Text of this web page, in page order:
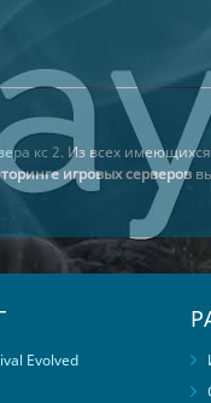
кс 2. Из всех
игровых серверов
Evolved